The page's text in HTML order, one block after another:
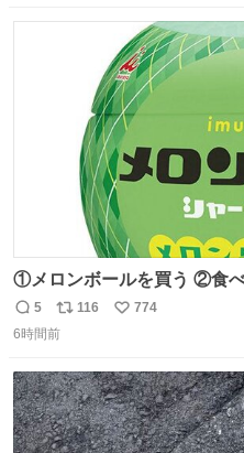
①メロンボールを買う ②食
わいい
返
信
5
リ
ポ
ト
数
116
い
数
774
6時間前